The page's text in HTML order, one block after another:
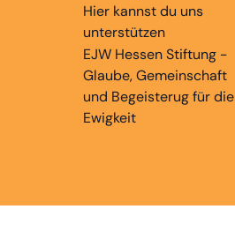
Hier kannst du uns
unterstützen
EJW Hessen Stiftung -
Glaube, Gemeinschaft
und Begeisterug für die
Ewigkeit